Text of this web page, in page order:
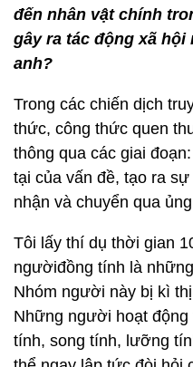
đến nhân vật chính
gây ra tác động xã
anh?
Trong các chiến dịch
thức, công thức quen
thông qua các giai
tại của vấn đề, tạo ra
nhận và chuyển qua
Tôi lấy thí dụ thời gian
ngườiđồng tính là
Nhóm người này bị kì
Những người hoạt
tính, song tính, lưỡng